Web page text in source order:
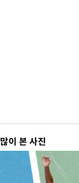
많이 본 사진